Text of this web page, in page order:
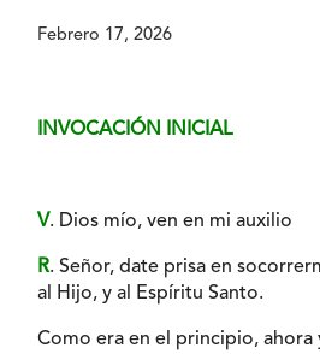
Febrero 17, 2026
INVOCACIÓN INICIAL
V. Dios mío, ven en mi auxilio
R. Señor, date prisa en
al Hijo, y al Espíritu Santo.
Como era en el principio, ahora